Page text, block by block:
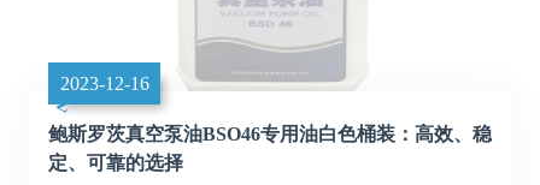
2023-12-16
鲍斯罗茨真空泵油BSO46专用油白色桶装：高效、稳
定、可靠的选择